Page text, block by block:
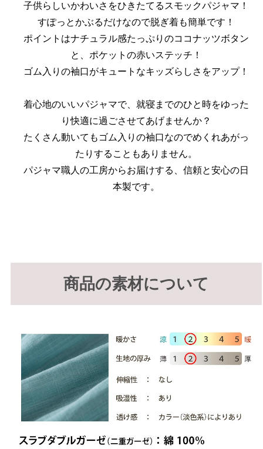
子供らしいかわいさをひきたてるスモックパジャマ！
すぽっとかぶるだけなので脱ぎ着も簡単です！
ポイントはナチュラル感たっぷりのココナッツボタン
と、ポケットの赤いステッチ！
ゴム入りの袖口がキュートなキッズらしさをアップ！
着心地のいいパジャマで、就寝までのひと時をゆった
り快適に過ごさせてあげませんか？
たくさん動いてもゴム入りの袖口なのでめくれあがっ
たりすることもありません。
パジャマ職人の工房からお届けする、信頼と安心の日
本製です。
商品の素材について